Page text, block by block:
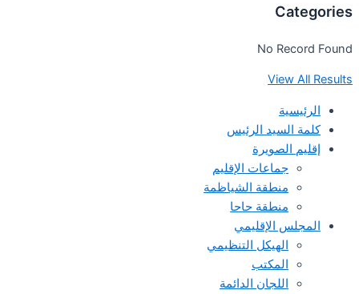
Categories
No Record Found
View All Results
الرئيسية
كلمة السيد الرئيس
إقليم الصويرة
جماعات الإقليم
منطقة الشياظمة
منطقة حاحا
المجلس الإقليمي
الهيكل التنظيمي
المكتب
اللجان الدائمة